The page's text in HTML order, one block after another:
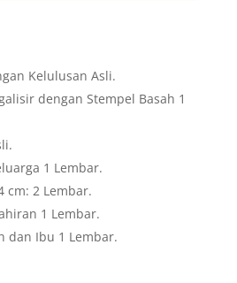
Kelulusan Asli.
dengan Stempel Basah 1
1 Lembar.
cm: 2 Lembar.
1 Lembar.
dan Ibu 1 Lembar.